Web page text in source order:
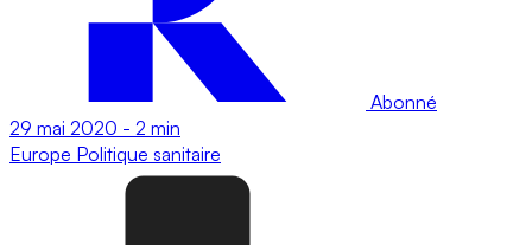
Abonné
29 mai 2020 - 2 min
Europe Politique sanitaire